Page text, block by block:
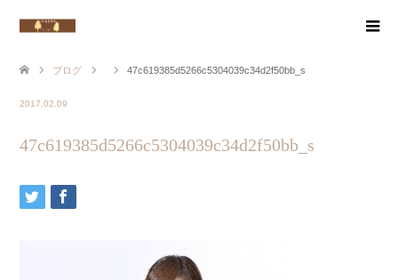
ブログ 47c619385d5266c5304039c34d2f50bb_s
2017.02.09
47c619385d5266c5304039c34d2f50bb_s